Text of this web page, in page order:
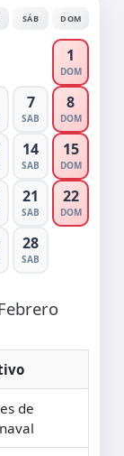
SÁB DOM
1
DOM
7
SAB
8
DOM
14
SAB
15
DOM
21
SAB
22
DOM
28
SAB
de